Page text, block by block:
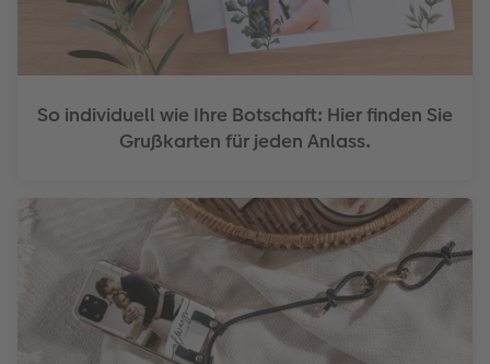
So individuell wie Ihre Botschaft: Hier finden Sie
Grußkarten für jeden Anlass.